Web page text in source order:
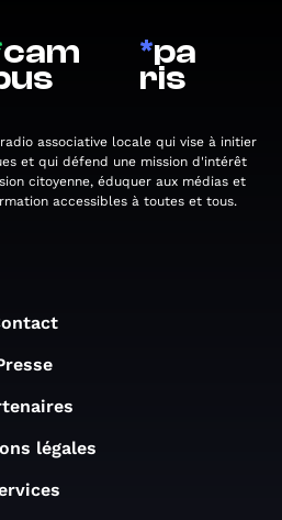
cam *pa
ris
associative locale qui vise à initier
et qui défend une mission d'intérêt
citoyenne, éduquer aux médias et
accessibles à toutes et tous.
légales